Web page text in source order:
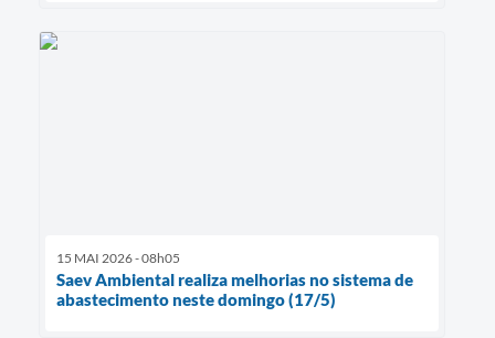
15 MAI 2026 - 08h05
Saev Ambiental realiza melhorias no sistema de
abastecimento neste domingo (17/5)